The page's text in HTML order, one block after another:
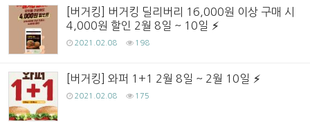
[버거킹] 버거킹 딜리버리 16,000원 이상 구매 시
4,000원 할인 2월 8일 ~ 10일
2021.02.08 198
[버거킹] 와퍼 1+1 2월 8일 ~ 2월 10일
2021.02.08 175